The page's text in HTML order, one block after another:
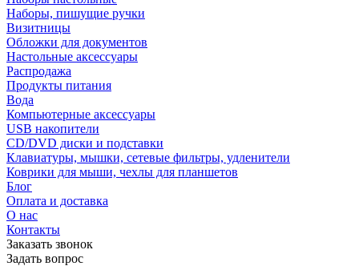
Наборы, пишущие ручки
Визитницы
Обложки для документов
Настольные аксессуары
Распродажа
Продукты питания
Вода
Компьютерные аксессуары
USB накопители
CD/DVD диски и подставки
Клавиатуры, мышки, сетевые фильтры, удленители
Коврики для мыши, чехлы для планшетов
Блог
Оплата и доставка
О нас
Контакты
Заказать звонок
Задать вопрос